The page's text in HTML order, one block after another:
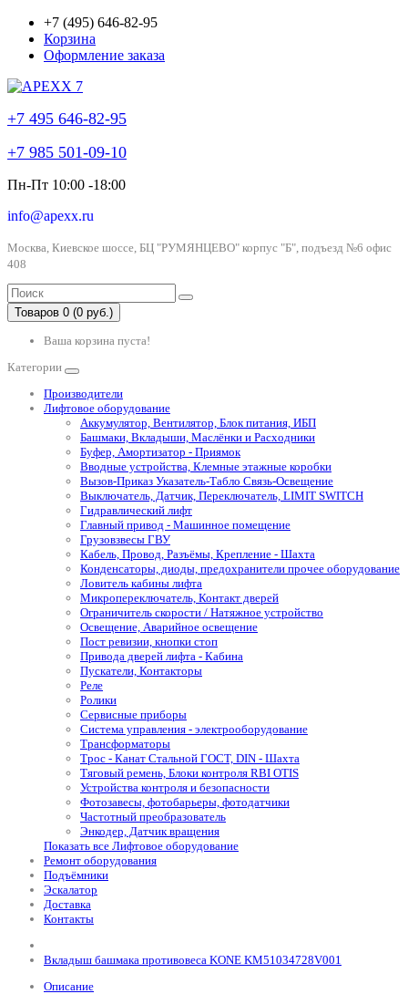
+7 (495) 646-82-95
Корзина
Оформление заказа
+7 495 646-82-95
+7 985 501-09-10
Пн-Пт 10:00 -18:00
info@apexx.ru
Москва, Киевское шоссе, БЦ "РУМЯНЦЕВО" корпус "Б", подъезд №6 офис
408
Товаров 0 (0 руб.)
Ваша корзина пуста!
Категории
Производители
Лифтовое оборудование
Аккумулятор, Вентилятор, Блок питания, ИБП
Башмаки, Вкладыши, Маслёнки и Расходники
Буфер, Амортизатор - Приямок
Вводные устройства, Клемные этажные коробки
Вызов-Приказ Указатель-Табло Связь-Освещение
Выключатель, Датчик, Переключатель, LIMIT SWITCH
Гидравлический лифт
Главный привод - Машинное помещение
Грузовзвесы ГВУ
Кабель, Провод, Разъёмы, Крепление - Шахта
Конденсаторы, диоды, предохранители прочее оборудование
Ловитель кабины лифта
Микропереключатель, Контакт дверей
Ограничитель скорости / Натяжное устройство
Освещение, Аварийное освещение
Пост ревизии, кнопки стоп
Привода дверей лифта - Кабина
Пускатели, Контакторы
Реле
Ролики
Сервисные приборы
Система управления - электрооборудование
Трансформаторы
Трос - Канат Стальной ГОСТ, DIN - Шахта
Тяговый ремень, Блоки контроля RBI OTIS
Устройства контроля и безопасности
Фотозавесы, фотобарьеры, фотодатчики
Частотный преобразователь
Энкодер, Датчик вращения
Показать все Лифтовое оборудование
Ремонт оборудования
Подъёмники
Эскалатор
Доставка
Контакты
Вкладыш башмака противовеса KONE KM51034728V001
Описание